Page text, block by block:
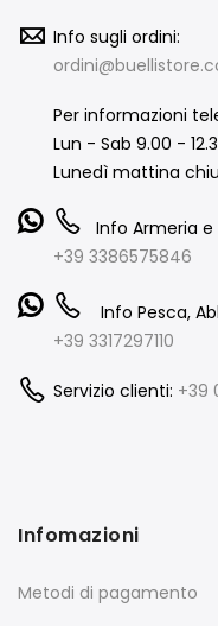
Info sugli ordini:
Per informazioni
Lun - Sab 9.00 -
Lunedì mattina
Info Armeria
+39 3386575846
Info Pesca,
+39 3317297110
Servizio clienti: +39
Infomazioni
Metodi di pagamento